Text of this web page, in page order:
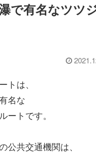
で有名なツツ
トは、
名な
ートです。
公共交通機関は、